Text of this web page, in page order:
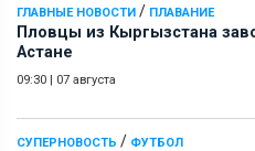
ГЛАВНЫЕ НОВОСТИ / ПЛАВАНИЕ
Пловцы из Кыргызстана
Астане
09:30 | 07 августа
СУПЕРНОВОСТЬ / ФУТБОЛ